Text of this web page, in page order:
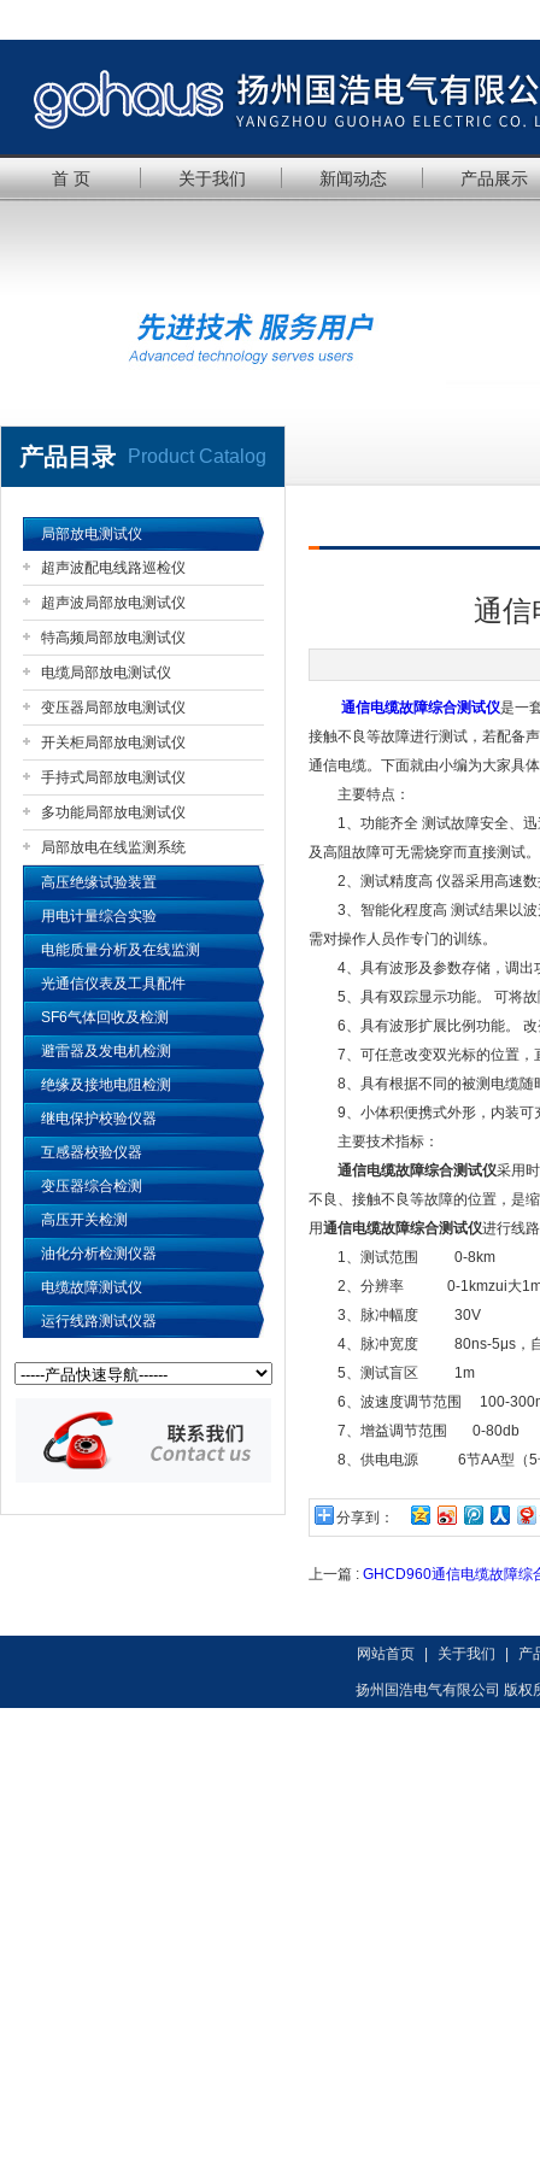
扬州国浩电气有限公司
首 页 关于我们 新闻动态 产品展示
产品目录 Product Catalog
局部放电测试仪
超声波配电线路巡检仪
超声波局部放电测试仪
特高频局部放电测试仪
电缆局部放电测试仪
变压器局部放电测试仪
开关柜局部放电测试仪
手持式局部放电测试仪
多功能局部放电测试仪
局部放电在线监测系统
高压绝缘试验装置
用电计量综合实验
电能质量分析及在线监测
光通信仪表及工具配件
SF6气体回收及检测
避雷器及发电机检测
绝缘及接地电阻检测
继电保护校验仪器
互感器校验仪器
变压器综合检测
高压开关检测
油化分析检测仪器
电缆故障测试仪
运行线路测试仪器
通信
通信电缆故障综合测试仪是一
接触不良等故障进行测试，若配备
通信电缆。下面就由小编为大家具
主要特点：
1、功能齐全 测试故障安全、迅
及高阻故障可无需烧穿而直接测试
2、测试精度高 仪器采用高速数
3、智能化程度高 测试结果以波
需对操作人员作专门的训练。
4、具有波形及参数存储，调出
5、具有双踪显示功能。 可将故
6、具有波形扩展比例功能。 改
7、可任意改变双光标的位置，
8、具有根据不同的被测电缆随
9、小体积便携式外形，内装可
主要技术指标：
通信电缆故障综合测试仪采用
不良、接触不良等故障的位置，是
用通信电缆故障综合测试仪进行线
1、测试范围 0-8km
2、分辨率 0-1kmzui大1m，
3、脉冲幅度 30V
4、脉冲宽度 80ns-5μs，自
5、测试盲区 1m
6、波速度调节范围 100-
7、增益调节范围 0-80db
8、供电电源 6节AA型（5
分享到：
上一篇 : GHCD960通信电缆故障综
网站首页 关于我们 产
扬州国浩电气有限公司 版权